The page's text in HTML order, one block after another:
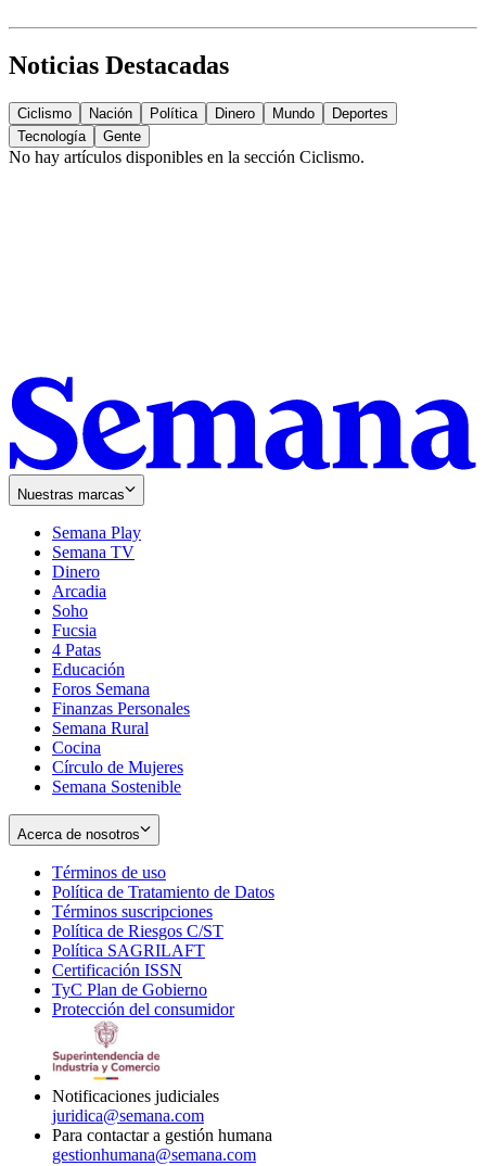
Noticias Destacadas
Ciclismo Nación Política Dinero Mundo
Deportes
Tecnología
Gente
No hay artículos disponibles en la sección Ciclismo.
Nuestras marcas
Semana Play
Semana TV
Dinero
Arcadia
Soho
in
new
window
Fucsia
in
new
window
4 Patas
Educación
Foros Semana
Finanzas Personales
Semana Rural
Cocina
Círculo de Mujeres
Semana Sostenible
Acerca de nosotros
Términos de uso
in
new
window
Política de Tratamiento de Datos
Términos suscripciones
in
Política de Riesgos C/ST
Política SAGRILAFT
new
window
Certificación ISSN
in
new
TyC Plan de Gobierno
in
Protección del consumidorOpens
Notificaciones judiciales
juridica@semana.com
Para contactar a gestión humana
gestionhumana@semana.com